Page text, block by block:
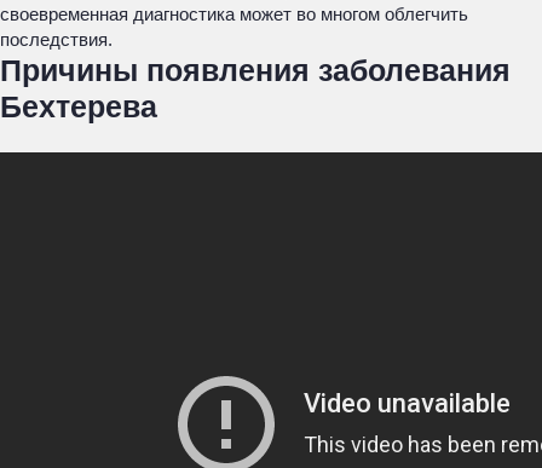
своевременная диагностика может во многом облегчить
последствия.
Причины появления заболевания
Бехтерева